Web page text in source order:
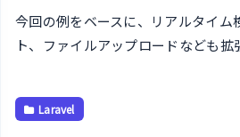
今回の例をベースに、リアルタイム
ト、ファイルアップロードなども拡
Laravel